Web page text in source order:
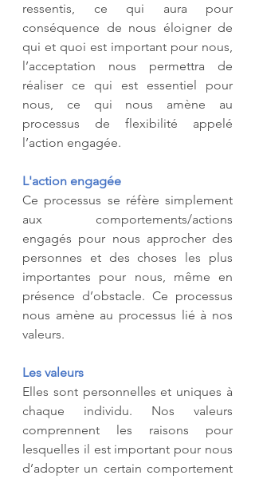
ressentis, ce qui aura pour
conséquence de nous éloigner de
qui et quoi est important pour nous,
l’acceptation nous permettra de
réaliser ce qui est essentiel pour
nous, ce qui nous amène au
processus de flexibilité appelé
l’action engagée.
L'action engagée
Ce processus se réfère simplement
aux comportements/actions
engagés pour nous approcher des
personnes et des choses les plus
importantes pour nous, même en
présence d’obstacle. Ce processus
nous amène au processus lié à nos
valeurs.
Les valeurs
Elles sont personnelles et uniques à
chaque individu. Nos valeurs
comprennent les raisons pour
lesquelles il est important pour nous
d’adopter un certain comportement